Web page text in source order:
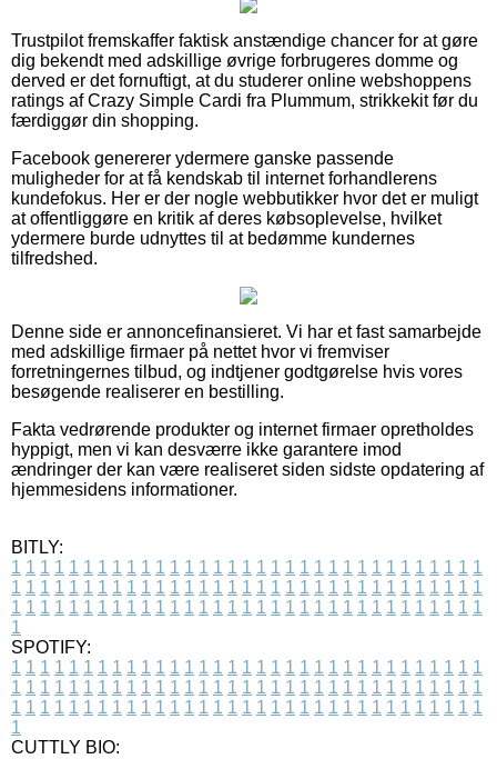
Trustpilot fremskaffer faktisk anstændige chancer for at gøre
dig bekendt med adskillige øvrige forbrugeres domme og
derved er det fornuftigt, at du studerer online webshoppens
ratings af Crazy Simple Cardi fra Plummum, strikkekit før du
færdiggør din shopping.
Facebook genererer ydermere ganske passende
muligheder for at få kendskab til internet forhandlerens
kundefokus. Her er der nogle webbutikker hvor det er muligt
at offentliggøre en kritik af deres købsoplevelse, hvilket
ydermere burde udnyttes til at bedømme kundernes
tilfredshed.
Denne side er annoncefinansieret. Vi har et fast samarbejde
med adskillige firmaer på nettet hvor vi fremviser
forretningernes tilbud, og indtjener godtgørelse hvis vores
besøgende realiserer en bestilling.
Fakta vedrørende produkter og internet firmaer opretholdes
hyppigt, men vi kan desværre ikke garantere imod
ændringer der kan være realiseret siden sidste opdatering af
hjemmesidens informationer.
BITLY:
1 1 1 1 1 1 1 1 1 1 1 1 1 1 1 1 1 1 1 1 1 1 1 1 1 1 1 1 1 1 1 1 1
1 1 1 1 1 1 1 1 1 1 1 1 1 1 1 1 1 1 1 1 1 1 1 1 1 1 1 1 1 1 1 1 1
1 1 1 1 1 1 1 1 1 1 1 1 1 1 1 1 1 1 1 1 1 1 1 1 1 1 1 1 1 1 1 1 1
1
SPOTIFY:
1 1 1 1 1 1 1 1 1 1 1 1 1 1 1 1 1 1 1 1 1 1 1 1 1 1 1 1 1 1 1 1 1
1 1 1 1 1 1 1 1 1 1 1 1 1 1 1 1 1 1 1 1 1 1 1 1 1 1 1 1 1 1 1 1 1
1 1 1 1 1 1 1 1 1 1 1 1 1 1 1 1 1 1 1 1 1 1 1 1 1 1 1 1 1 1 1 1 1
1
CUTTLY BIO: